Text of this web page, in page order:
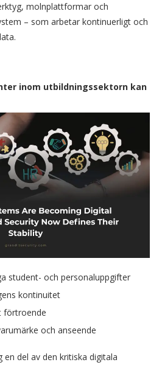
molnplattformar och
– som arbetar kontinuerligt och
inom utbildningssektorn kan
student- och personaluppgifter
kontinuitet
förtroende
och anseende
del av den kritiska digitala